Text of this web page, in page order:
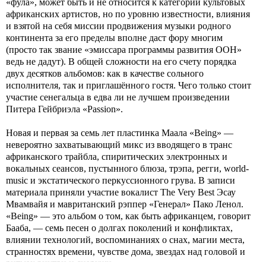
«фула», может быть и не относится к категории культовых
африканских артистов, но по уровню известности, влияния
и взятой на себя миссии продвижения музыки родного
континента за его пределы вполне даст фору многим
(просто так звание «эмиссара программы развития ООН»
ведь не дадут). В общей сложности на его счету порядка
двух десятков альбомов: как в качестве сольного
исполнителя, так и приглашённого гостя. Чего только стоит
участие сенегальца в едва ли не лучшем произведении
Питера Гейбриэла «Passion».
Новая и первая за семь лет пластинка Маала «Being» —
невероятно захватывающий микс из вводящего в транс
африканского трайбла, спиритических электронных и
вокальных сеансов, пустынного блюза, трэпа, регги, world-
music и экстатического перкуссионного грува. В записи
материала приняли участие вокалист The Very Best Эсау
Мвамвайя и мавританский рэппер «Генерал» Пако Ленол.
«Being» — это альбом о том, как быть африканцем, говорит
Бааба, — семь песен о долгах поколений и конфликтах,
влиянии технологий, воспоминаниях о снах, магии места,
странностях времени, чувстве дома, звездах над головой и